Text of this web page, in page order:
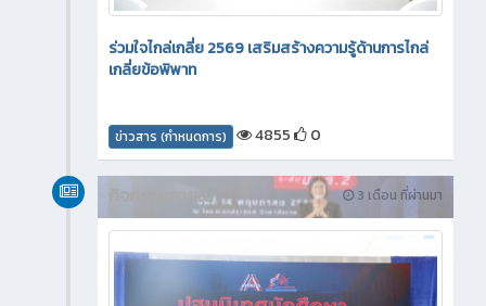
ร่วมใจไกล่เกลี่ย 2569 เสริมสร้างความรู้ด้านการไกล่
เกลี่ยข้อพิพาท
ข่าวสาร (กำหนดการ) 4855 0
3 เดือน ที่ผ่านมา
กิจกรรมภายใน